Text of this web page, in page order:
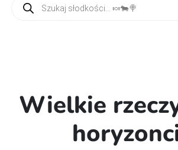
Wielkie